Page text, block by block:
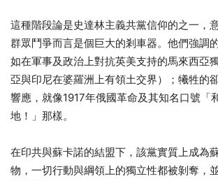
這種階段論是史達林主義共黨信仰的之一，
群眾鬥爭而言是個巨大的剎車器。他們強調
如在軍事及政治上對抗英美支持的馬來西亞
亞與印尼在婆羅洲上有領土交界）；犧牲的
響應，就像1917年俄國革命及其知名口號「
地！」那樣。
在印共與蘇卡諾的結盟下，該黨實質上成為
物，一切行動與綱領上的獨立性都被剝奪，